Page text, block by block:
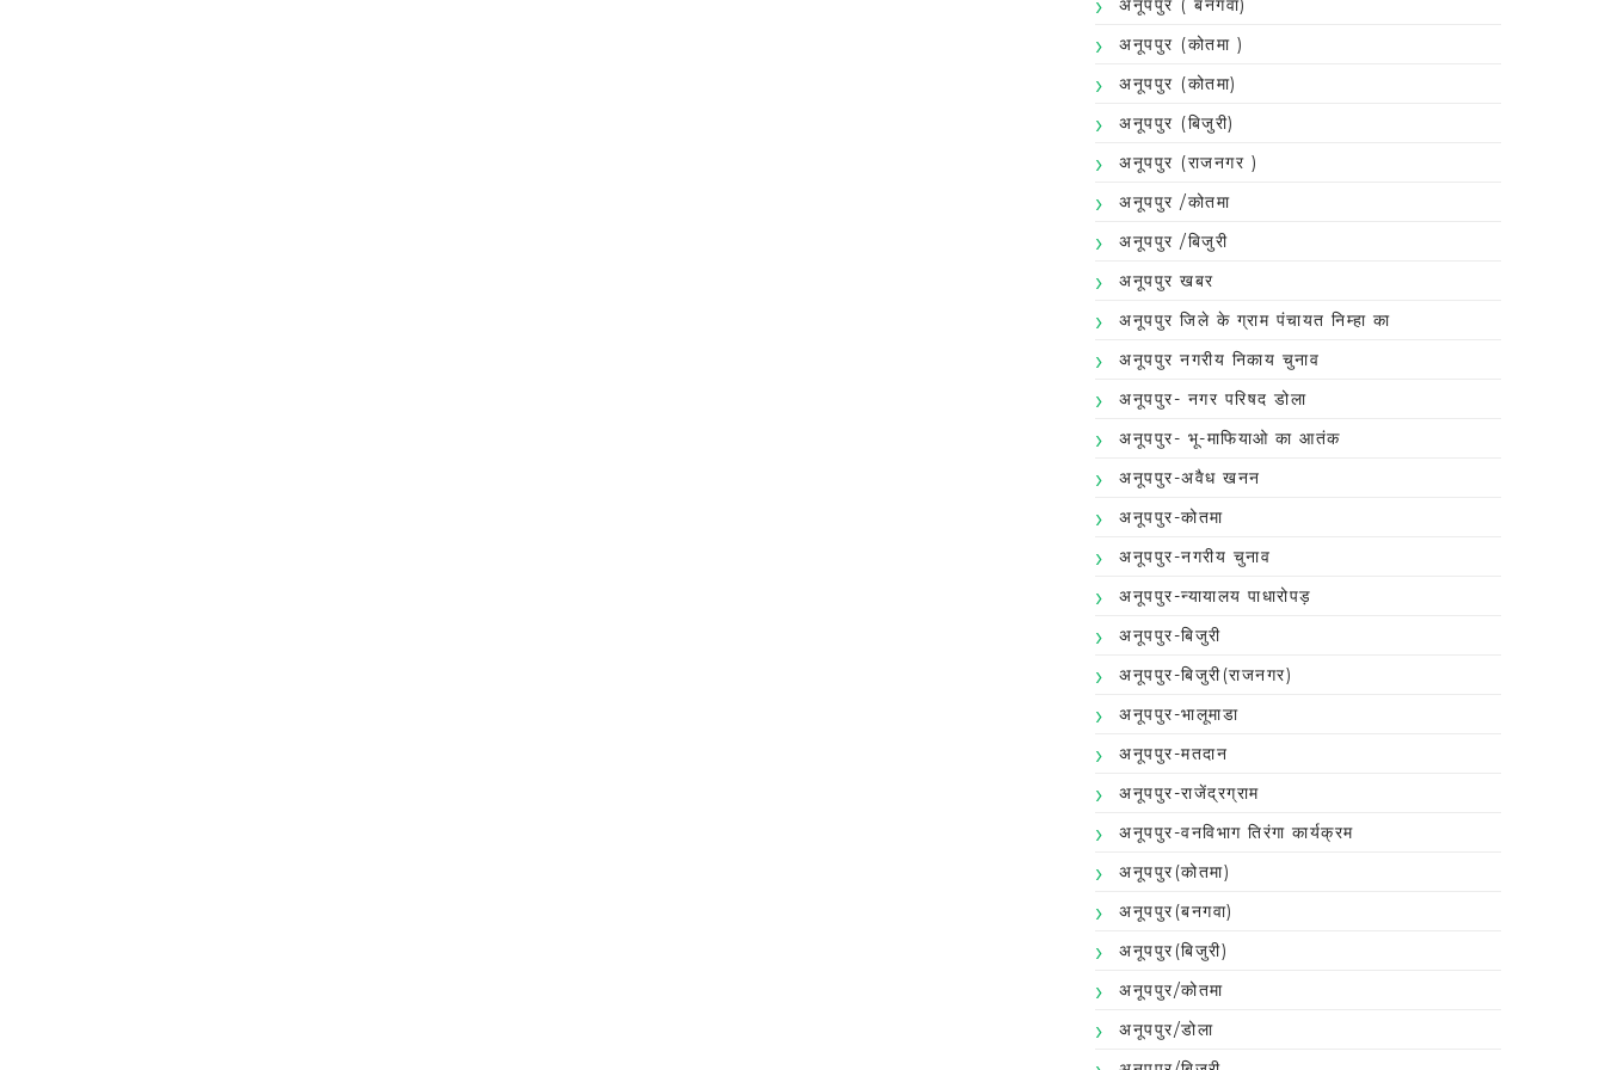
अनूपपुर ( बनगवा)
अनूपपुर (कोतमा )
अनूपपुर (कोतमा)
अनूपपुर (बिजुरी)
अनूपपुर (राजनगर )
अनूपपुर /कोतमा
अनूपपुर /बिजुरी
अनूपपुर खबर
अनूपपुर जिले के ग्राम पंचायत निम्हा का
अनूपपुर नगरीय निकाय चुनाव
अनूपपुर- नगर परिषद डोला
अनूपपुर- भू-माफियाओ का आतंक
अनूपपुर-अवैध खनन
अनूपपुर-कोतमा
अनूपपुर-नगरीय चुनाव
अनूपपुर-न्यायालय पाधारोपड़
अनूपपुर-बिजुरी
अनूपपुर-बिजुरी(राजनगर)
अनूपपुर-भालूमाडा
अनूपपुर-मतदान
अनूपपुर-राजेंद्रग्राम
अनूपपुर-वनविभाग तिरंगा कार्यक्रम
अनूपपुर(कोतमा)
अनूपपुर(बनगवा)
अनूपपुर(बिजुरी)
अनूपपुर/कोतमा
अनूपपुर/डोला